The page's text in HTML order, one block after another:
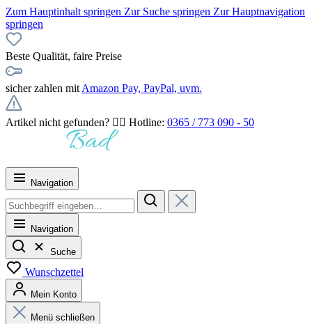
Zum Hauptinhalt springen Zur Suche springen Zur Hauptnavigation
springen
Beste Qualität, faire Preise
sicher zahlen mit Amazon Pay, PayPal, uvm.
Artikel nicht gefunden? 👉🏻 Hotline: 0365 / 773 090 - 50
Navigation
Navigation
Suche
Wunschzettel
Mein Konto
Menü schließen